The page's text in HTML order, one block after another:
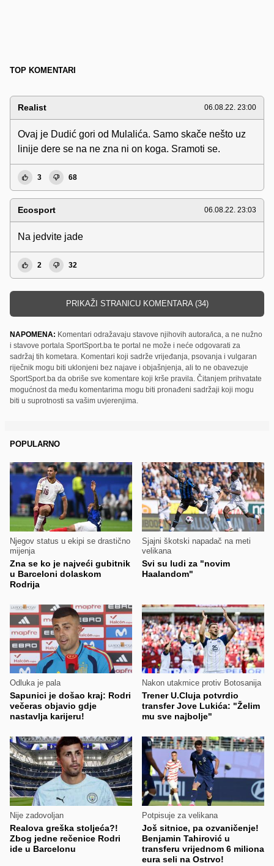
TOP KOMENTARI
Realist 06.08.22. 23:00
Ovaj je Dudić gori od Mulalića. Samo skače nešto uz
linije dere se na ne zna ni on koga. Sramoti se.
3 68
Ecosport 06.08.22. 23:03
Na jedvite jade
2 32
PRIKAŽI STRANICU KOMENTARA (34)
NAPOMENA: Komentari odražavaju stavove njihovih autora/ica, a ne nužno
i stavove portala SportSport.ba te portal ne može i neće odgovarati za
sadržaj tih kometara. Komentari koji sadrže vrijeđanja, psovanja i vulgaran
riječnik mogu biti uklonjeni bez najave i objašnjenja, ali to ne obavezuje
SportSport.ba da obriše sve komentare koji krše pravila. Čitanjem prihvatate
mogućnost da među komentarima mogu biti pronađeni sadržaji koji mogu
biti u suprotnosti sa vašim uvjerenjima.
POPULARNO
Njegov status u ekipi se drastično
mijenja
Zna se ko je najveći gubitnik
u Barceloni dolaskom
Rodrija
Sjajni škotski napadač na meti
velikana
Svi su ludi za "novim
Haalandom"
Odluka je pala
Sapunici je došao kraj: Rodri
večeras objavio gdje
nastavlja karijeru!
Nakon utakmice protiv Botosanija
Trener U.Cluja potvrdio
transfer Jove Lukića: "Želim
mu sve najbolje"
Nije zadovoljan
Realova greška stoljeća?!
Zbog jedne rečenice Rodri
ide u Barcelonu
Potpisuje za velikana
Još sitnice, pa ozvaničenje!
Benjamin Tahirović u
transferu vrijednom 6 miliona
eura seli na Ostrvo!